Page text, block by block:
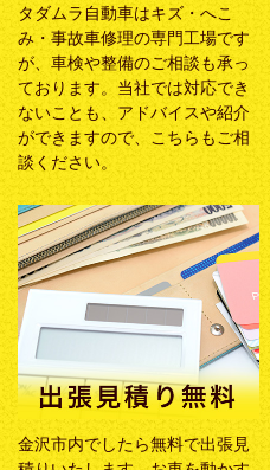
タダムラ自動車はキズ・へこ
み・事故車修理の専門工場です
が、車検や整備のご相談も承っ
ております。当社では対応でき
ないことも、アドバイスや紹介
ができますので、こちらもご相
談ください。
金沢市内でしたら無料で出張見